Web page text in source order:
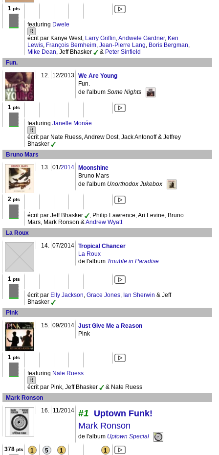
1 pts
featuring Dwele
R
écrit par Kanye West, Larry Griffin,Andwele Gardner, Ken
Lewis, François Bernheim, Jean-Pierre Lang, Boris Bergman,
Mike Dean, Jeff Bhasker & Peter Sinfield
Fun.
12. 12/2013 We Are Young
Fun.
de l'album Some Nights
1 pts
featuring Janelle Monáe
R
écrit par Nate Ruess, Andrew Dost, Jack Antonoff & Jeffrey
Bhasker
Bruno Mars
13. 01/2014
Moonshine
Bruno Mars
de l'album Unorthodox Jukebox
2 pts
écrit par Jeff Bhasker
, Philip Lawrence, Ari Levine, Bruno
Mars, Mark Ronson &Andrew Wyatt
La Roux
14. 07/2014 Tropical Chancer
La Roux
de l'album Trouble in Paradise
1 pts
écrit par Elly Jackson, Grace Jones, Ian Sherwin & Jeff
Bhasker
Pink
15. 09/2014 Just Give Me a Reason
Pink
1 pts
featuring Nate Ruess
R
écrit par Pink, Jeff Bhasker
& Nate Ruess
Mark Ronson
16. 11/2014 #1 Uptown Funk!
Mark Ronson
de l'album Uptown Special
378pts 1 5 1 1